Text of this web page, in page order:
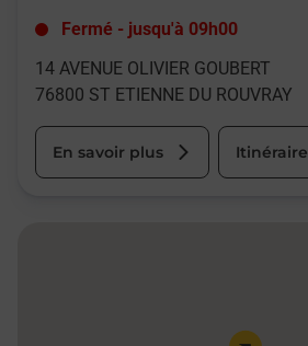
Fermé - jusqu'à 09h00
14 AVENUE OLIVIER GOUBERT
76800 ST ETIENNE DU ROUVRAY
En savoir plus Itinéraire
Pin de la carte